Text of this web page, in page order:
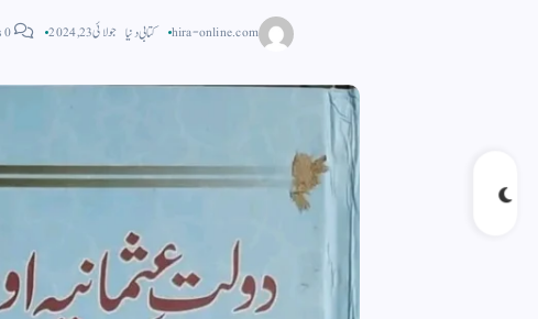
hira-online.com کتابی دنیا جولائی 23, 2024